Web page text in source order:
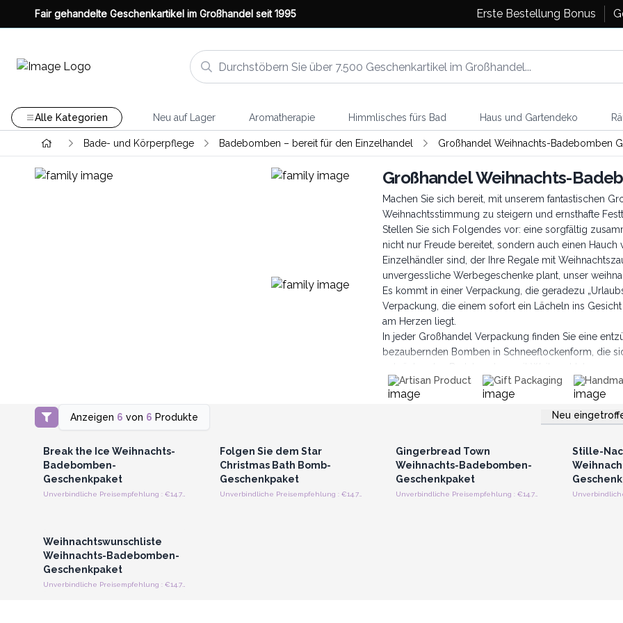
Fair gehandelte Geschenkartikel im Großhandel seit 1995 Erste Bestellung Bonus
Alle Kategorien Neu auf Lager Aromatherapie Himmlisches fürs Bad Haus und Gartendeko
Bade- und Körperpflege Badebomben – bereit für den Einzelhandel Großhandel Weihnachts-Badebomben
Großhandel Weihnachts-
Machen Sie sich bereit, mit unserem fantastischen
Weihnachtsstimmung zu steigern und ernsthafte
Stellen Sie sich Folgendes vor: eine sorgfältig
nicht nur Freude bereitet, sondern auch einen
Einzelhändler sind, der Ihre Regale mit
unvergessliche Werbegeschenke plant, unser
Es kommt in einer Verpackung, die geradezu
Verpackung, die einem sofort ein Lächeln ins
am Herzen liegt.
In jeder Großhandel Verpackung finden Sie eine
bezaubernden Bomben in Schneeflockenform, die
entzückenden Badebomben mit
der Wanne.
Bei dieser entzückenden Kollektion geht es nicht
Düfte, oh die Düfte! Denken Sie an den wohligen
eines Winterwaldes. Jede Badebombe ist eine
Geschenkpaket!
Artisan Product Gift Packaging
Anzeigen 6 von 6 Produkte Neu
Anmelden oder Registrieren
für Großhandelspreise
Break the Ice Weihnachts-
Badebomben-
Geschenkpaket
Folgen Sie dem Star
Christmas Bath Bomb-
Geschenkpaket
Unverbindliche Preisempfehlung : €14.70/kus
Gingerbread Town
Weihnachts-Badebomben-
Geschenkpaket
für
Stille-
Weihnachtswunschliste
Weihnachts-Badebomben-
Geschenkpaket